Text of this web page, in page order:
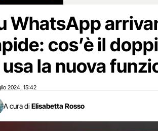
WhatsApp
cos’è il
la nuova
2024 15:42
A cura di Elisabetta Rosso